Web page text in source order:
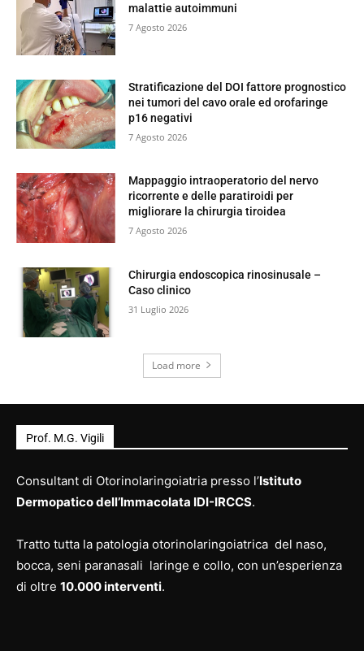
malattie autoimmuni
7 Agosto 2026
Stratificazione del DOI fattore prognostico
nei tumori del cavo orale ed orofaringe
p16 negativi
7 Agosto 2026
Mappaggio intraoperatorio del nervo
ricorrente e delle paratiroidi per
migliorare la chirurgia tiroidea
7 Agosto 2026
Chirurgia endoscopica rinosinusale –
Caso clinico
31 Luglio 2026
Load more
Prof. M.G. Vigili
Consultant di Otorinolaringoiatria presso l’Istituto
Dermopatico dell’Immacolata IDI-IRCCS.
Tratto tutta la patologia otorinolaringoiatrica del naso,
bocca, seni paranasali laringe e collo, con un’esperienza
di oltre 10.000 interventi.